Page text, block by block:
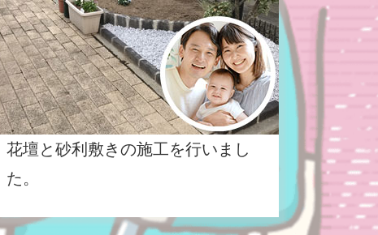
花壇と砂利敷きの施工を行いまし
た。